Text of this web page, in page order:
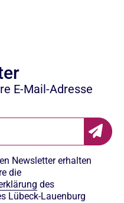
E-Mail-Adresse
Newsletter erhalten
die
des
Lübeck-Lauenburg